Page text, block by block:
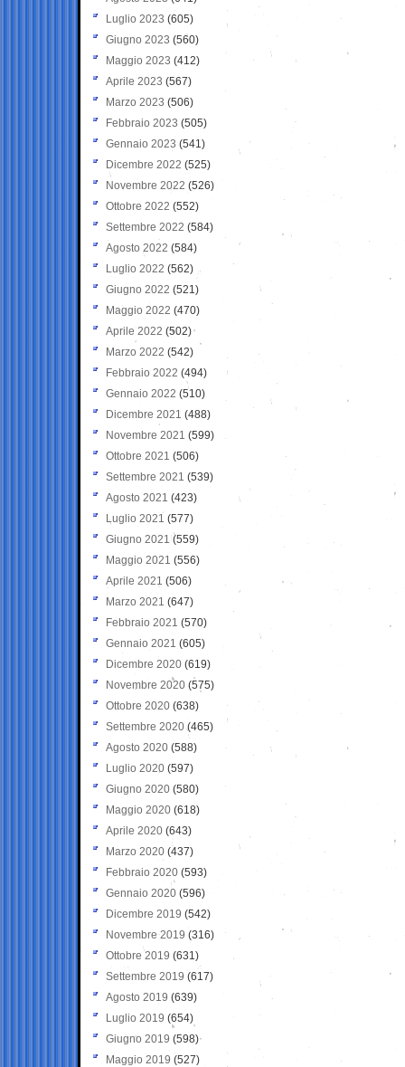
Luglio 2023 (605)
Giugno 2023 (560)
Maggio 2023 (412)
Aprile 2023 (567)
Marzo 2023 (506)
Febbraio 2023 (505)
Gennaio 2023 (541)
Dicembre 2022 (525)
Novembre 2022 (526)
Ottobre 2022 (552)
Settembre 2022 (584)
Agosto 2022 (584)
Luglio 2022 (562)
Giugno 2022 (521)
Maggio 2022 (470)
Aprile 2022 (502)
Marzo 2022 (542)
Febbraio 2022 (494)
Gennaio 2022 (510)
Dicembre 2021 (488)
Novembre 2021 (599)
Ottobre 2021 (506)
Settembre 2021 (539)
Agosto 2021 (423)
Luglio 2021 (577)
Giugno 2021(559)
Maggio 2021 (556)
Aprile 2021 (506)
Marzo 2021 (647)
Febbraio 2021 (570)
Gennaio 2021 (605)
Dicembre 2020 (619)
Novembre 2020 (575)
Ottobre 2020 (638)
Settembre 2020(465)
Agosto 2020 (588)
Luglio 2020 (597)
Giugno 2020 (580)
Maggio 2020 (618)
Aprile 2020 (643)
Marzo 2020 (437)
Febbraio 2020 (593)
Gennaio 2020 (596)
Dicembre 2019 (542)
Novembre 2019 (316)
Ottobre 2019 (631)
Settembre 2019 (617)
Agosto 2019 (639)
Luglio 2019 (654)
Giugno 2019 (598)
Maggio 2019 (527)